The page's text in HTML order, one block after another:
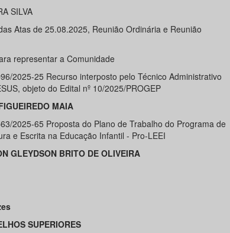
SILVA
Atas de 25.08.2025, Reunião Ordinária e Reunião
representar a Comunidade
2025-25 Recurso interposto pelo Técnico Administrativo
objeto do Edital nº 10/2025/PROGEP
MAIA
2025-65 Proposta do Plano de Trabalho do Programa de
e Escrita na Educação Infantil - Pro-LEEI
GLEYDSON BRITO DE OLIVEIRA
SUPERIORES